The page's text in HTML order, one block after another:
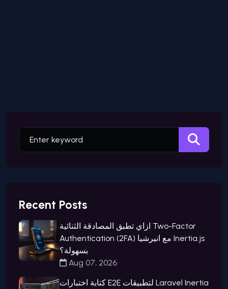
Recent Posts
ازاي تطبق المصادقة الثنائية Two-Factor
Authentication (2FA) مع انيرشيا Inertia.js
بسهولة؟
Aug 07, 2026
كتابة اختبارات E2E لتطبيقات Laravel Inertia